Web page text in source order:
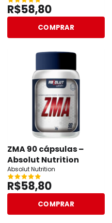
R$58,80
COMPRAR
ZMA 90 cápsulas –
Absolut Nutrition
Absolut Nutrition
R$58,80
COMPRAR